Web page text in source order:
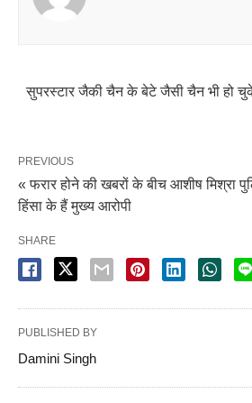
सुपरस्टार जैकी चैन के बेटे जैसी चैन भी हो
PREVIOUS
« फरार होने की खबरों के बीच आशीष
हिंसा के हैं मुख्य आरोपी
SHARE
PUBLISHED BY
Damini Singh